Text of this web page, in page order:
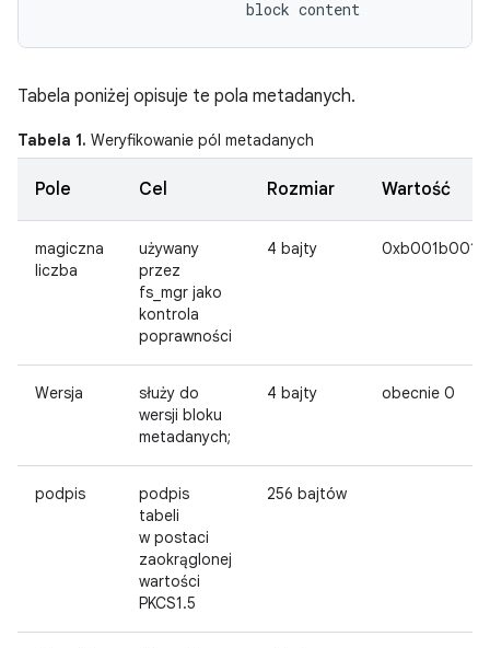
Tabela poniżej opisuje te pola metadanych.
Tabela 1. Weryfikowanie pól metadanych
Pole Cel Rozmiar Wartość
magiczna
liczba
używany
przez
fs_mgr jako
kontrola
poprawności
4 bajty 0xb001b001
Wersja
służy do
wersji bloku
metadanych;
4 bajty obecnie 0
podpis
podpis
tabeli
w postaci
zaokrąglonej
wartości
PKCS1.5
256 bajtów